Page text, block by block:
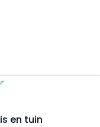
is en tuin